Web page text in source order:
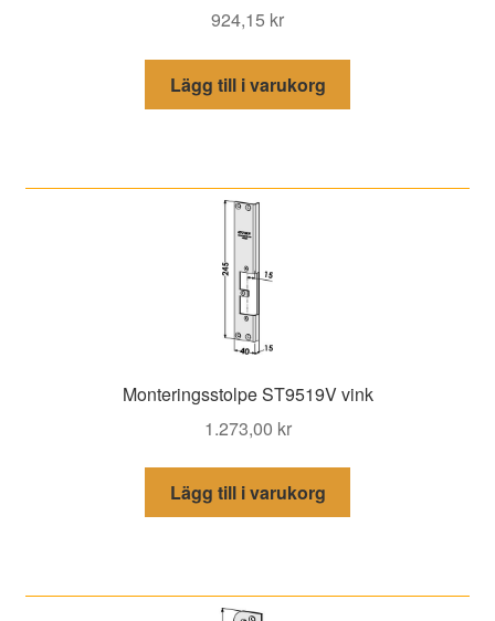
924,15 kr
Lägg till i varukorg
Monteringsstolpe ST9519V vink
1.273,00 kr
Lägg till i varukorg